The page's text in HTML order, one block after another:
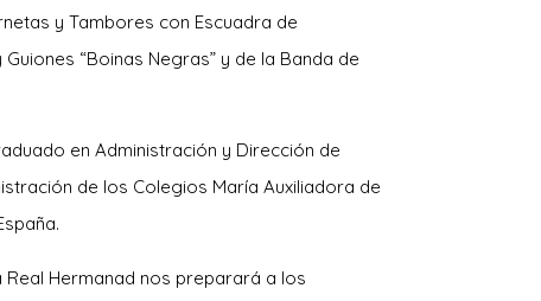
y Tambores con Escuadra de
“Boinas Negras” y de la Banda de
en Administración y Dirección de
de los Colegios María Auxiliadora de
Real Hermanad nos preparará a los